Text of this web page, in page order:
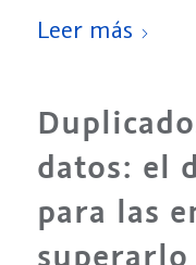
Leer más
datos: el
para las
superarlo